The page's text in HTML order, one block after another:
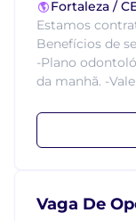
Fortaleza /
Estamos
Benefícios de
-Plano
da manhã. -
Vaga De